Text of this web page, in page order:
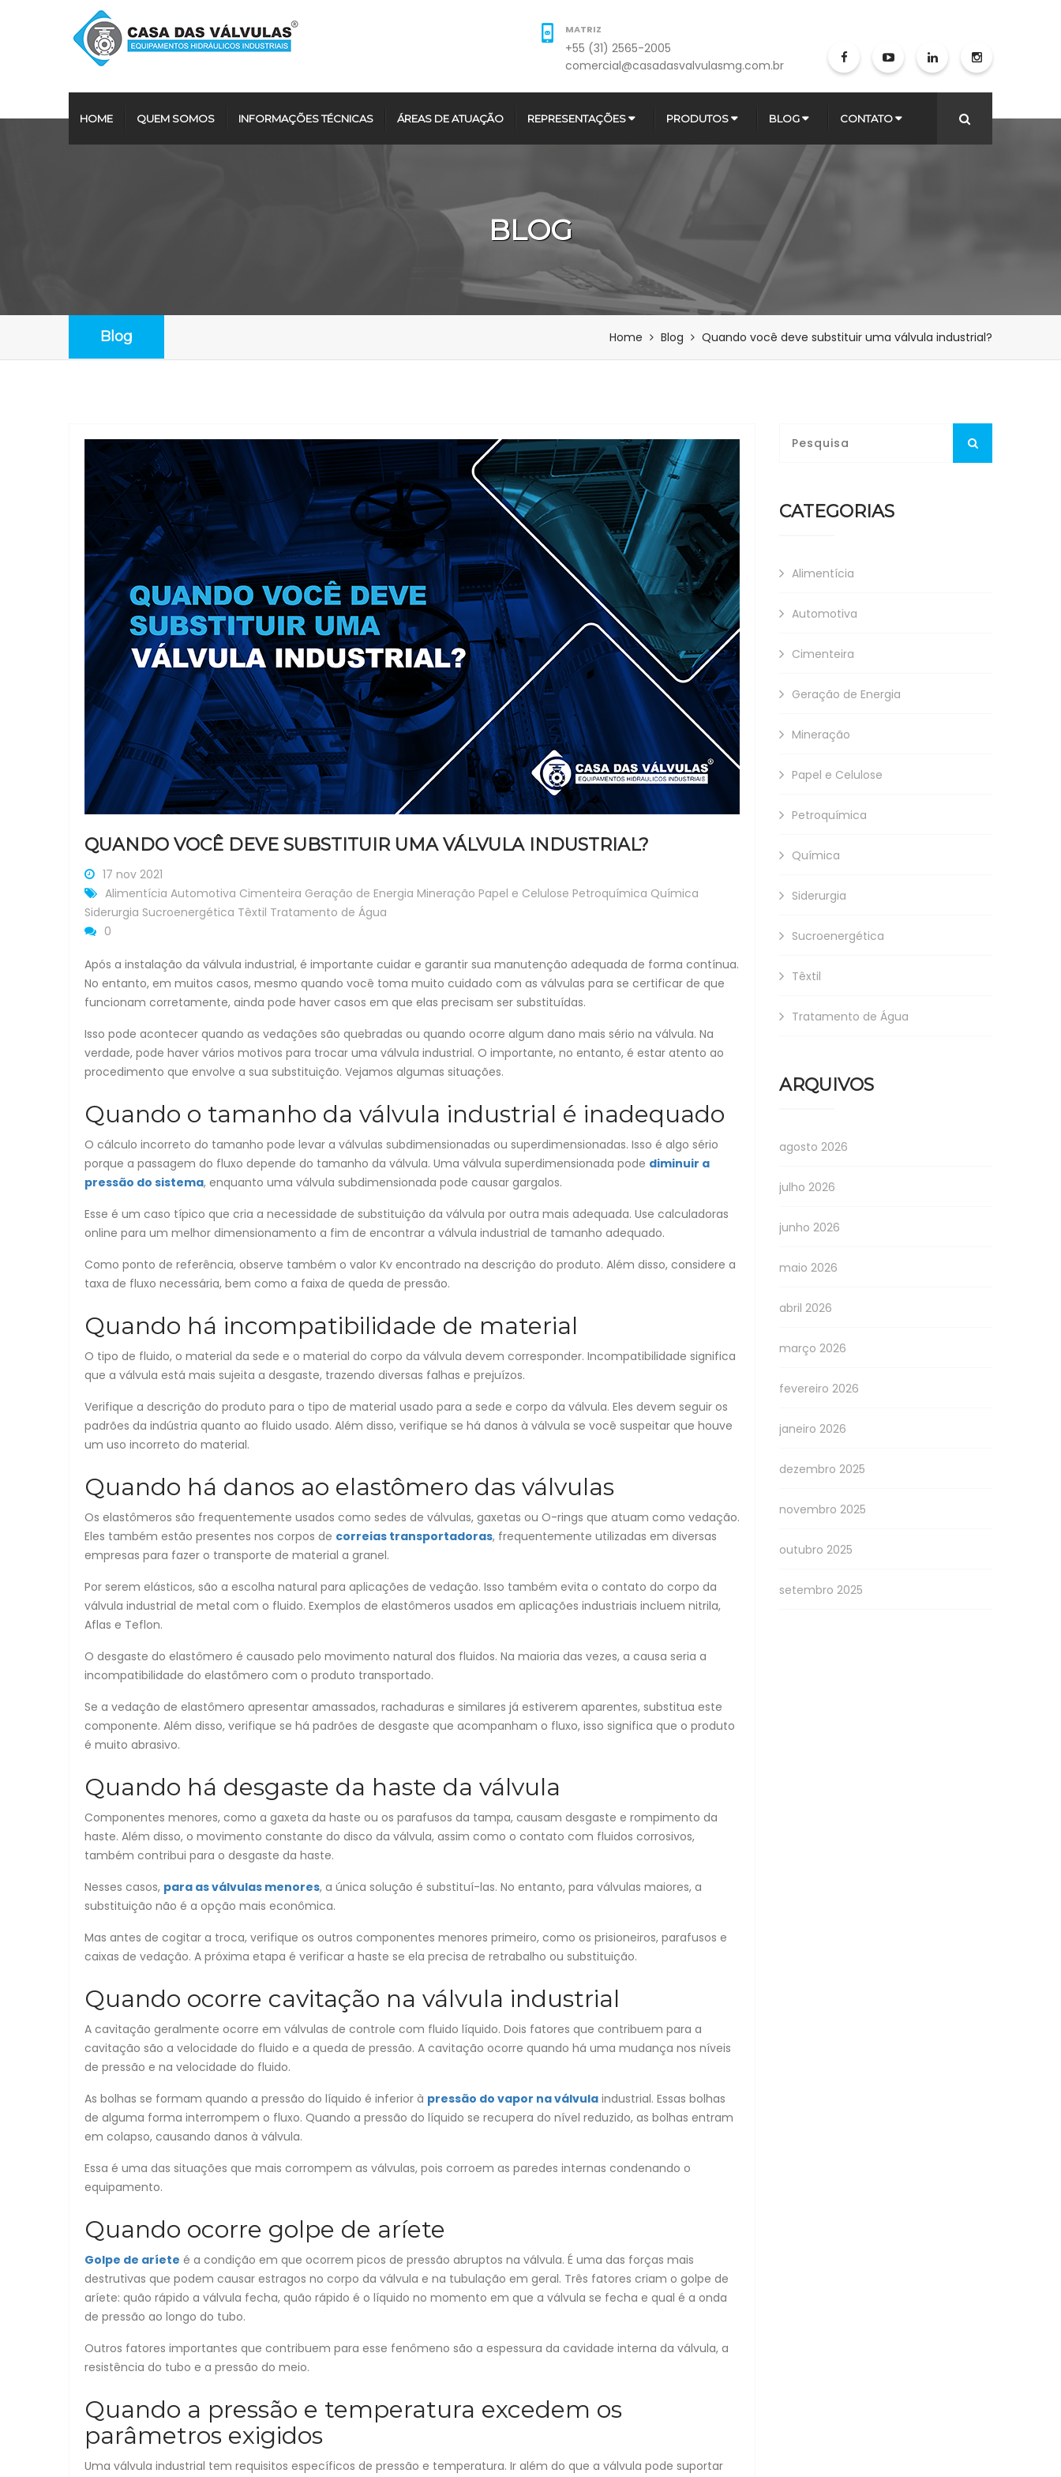
MATRIZ
+55 (31) 2565-2005
comercial@casadasvalvulasmg.com.br
HOME QUEM SOMOS INFORMAÇÕES TÉCNICAS ÁREAS DE ATUAÇÃO REPRESENTAÇÕES PRODUTOS BLOG CONTATO
BLOG
Blog Home Blog Quando você deve substituir uma válvula industrial?
QUANDO VOCÊ DEVE SUBSTITUIR UMA VÁLVULA INDUSTRIAL?
17 nov 2021
Alimentícia Automotiva Cimenteira Geração de Energia Mineração Papel e Celulose Petroquímica Química
Siderurgia Sucroenergética Têxtil Tratamento de Água
0
Após a instalação da válvula industrial, é importante cuidar e garantir sua manutenção adequada de forma contínua.
No entanto, em muitos casos, mesmo quando você toma muito cuidado com as válvulas para se certificar de que
funcionam corretamente, ainda pode haver casos em que elas precisam ser substituídas.
Isso pode acontecer quando as vedações são quebradas ou quando ocorre algum dano mais sério na válvula. Na
verdade, pode haver vários motivos para trocar uma válvula industrial. O importante, no entanto, é estar atento ao
procedimento que envolve a sua substituição. Vejamos algumas situações.
Quando o tamanho da válvula industrial é inadequado
O cálculo incorreto do tamanho pode levar a válvulas subdimensionadas ou superdimensionadas. Isso é algo sério
porque a passagem do fluxo depende do tamanho da válvula. Uma válvula superdimensionada pode diminuir a
pressão do sistema, enquanto uma válvula subdimensionada pode causar gargalos.
Esse é um caso típico que cria a necessidade de substituição da válvula por outra mais adequada. Use calculadoras
online para um melhor dimensionamento a fim de encontrar a válvula industrial de tamanho adequado.
Como ponto de referência, observe também o valor Kv encontrado na descrição do produto. Além disso, considere a
taxa de fluxo necessária, bem como a faixa de queda de pressão.
Quando há incompatibilidade de material
O tipo de fluido, o material da sede e o material do corpo da válvula devem corresponder. Incompatibilidade significa
que a válvula está mais sujeita a desgaste, trazendo diversas falhas e prejuízos.
Verifique a descrição do produto para o tipo de material usado para a sede e corpo da válvula. Eles devem seguir os
padrões da indústria quanto ao fluido usado. Além disso, verifique se há danos à válvula se você suspeitar que houve
um uso incorreto do material.
Quando há danos ao elastômero das válvulas
Os elastômeros são frequentemente usados como sedes de válvulas, gaxetas ou O-rings que atuam como vedação.
Eles também estão presentes nos corpos de correias transportadoras, frequentemente utilizadas em diversas
empresas para fazer o transporte de material a granel.
Por serem elásticos, são a escolha natural para aplicações de vedação. Isso também evita o contato do corpo da
válvula industrial de metal com o fluido. Exemplos de elastômeros usados em aplicações industriais incluem nitrila,
Aflas e Teflon.
O desgaste do elastômero é causado pelo movimento natural dos fluidos. Na maioria das vezes, a causa seria a
incompatibilidade do elastômero com o produto transportado.
Se a vedação de elastômero apresentar amassados, rachaduras e similares já estiverem aparentes, substitua este
componente. Além disso, verifique se há padrões de desgaste que acompanham o fluxo, isso significa que o produto
é muito abrasivo.
Quando há desgaste da haste da válvula
Componentes menores, como a gaxeta da haste ou os parafusos da tampa, causam desgaste e rompimento da
haste. Além disso, o movimento constante do disco da válvula, assim como o contato com fluidos corrosivos,
também contribui para o desgaste da haste.
Nesses casos, para as válvulas menores, a única solução é substituí-las. No entanto, para válvulas maiores, a
substituição não é a opção mais econômica.
Mas antes de cogitar a troca, verifique os outros componentes menores primeiro, como os prisioneiros, parafusos e
caixas de vedação. A próxima etapa é verificar a haste se ela precisa de retrabalho ou substituição.
Quando ocorre cavitação na válvula industrial
A cavitação geralmente ocorre em válvulas de controle com fluido líquido. Dois fatores que contribuem para a
cavitação são a velocidade do fluido e a queda de pressão. A cavitação ocorre quando há uma mudança nos níveis
de pressão e na velocidade do fluido.
As bolhas se formam quando a pressão do líquido é inferior à pressão do vapor na válvula industrial. Essas bolhas
de alguma forma interrompem o fluxo. Quando a pressão do líquido se recupera do nível reduzido, as bolhas entram
em colapso, causando danos à válvula.
Essa é uma das situações que mais corrompem as válvulas, pois corroem as paredes internas condenando o
equipamento.
Quando ocorre golpe de aríete
Golpe de aríete é a condição em que ocorrem picos de pressão abruptos na válvula. É uma das forças mais
destrutivas que podem causar estragos no corpo da válvula e na tubulação em geral. Três fatores criam o golpe de
aríete: quão rápido a válvula fecha, quão rápido é o líquido no momento em que a válvula se fecha e qual é a onda
de pressão ao longo do tubo.
Outros fatores importantes que contribuem para esse fenômeno são a espessura da cavidade interna da válvula, a
resistência do tubo e a pressão do meio.
Quando a pressão e temperatura excedem os
parâmetros exigidos
Uma válvula industrial tem requisitos específicos de pressão e temperatura. Ir além do que a válvula pode suportar
CATEGORIAS
Alimentícia
Automotiva
Cimenteira
Geração de Energia
Mineração
Papel e Celulose
Petroquímica
Química
Siderurgia
Sucroenergética
Têxtil
Tratamento de Água
ARQUIVOS
agosto 2026
julho 2026
junho 2026
maio 2026
abril 2026
março 2026
fevereiro 2026
janeiro 2026
dezembro 2025
novembro 2025
outubro 2025
setembro 2025